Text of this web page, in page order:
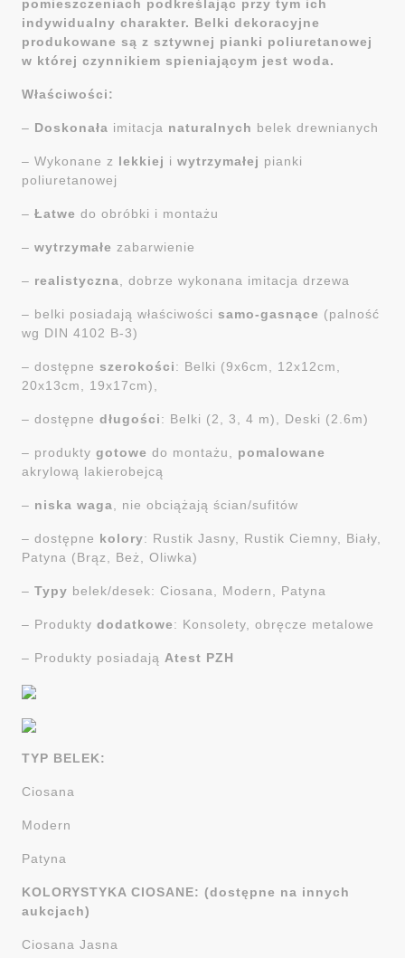
pomieszczeniach podkreślając przy tym ich
indywidualny charakter. Belki dekoracyjne
produkowane są z sztywnej pianki poliuretanowej
w której czynnikiem spieniającym jest woda.
Właściwości:
– Doskonała imitacja naturalnych belek drewnianych
– Wykonane z lekkiej i wytrzymałej pianki
poliuretanowej
– Łatwe do obróbki i montażu
– wytrzymałe zabarwienie
– realistyczna , dobrze wykonana imitacja drzewa
– belki posiadają właściwości samo-gasnące (palność
wg DIN 4102 B-3)
– dostępne szerokości: Belki (9x6cm, 12x12cm,
20x13cm, 19x17cm),
– dostępne długości: Belki (2, 3, 4 m), Deski (2.6m)
– produkty gotowe do montażu, pomalowane
akrylową lakierobejcą
– niska waga , nie obciążają ścian/sufitów
– dostępne kolory: Rustik Jasny, Rustik Ciemny, Biały,
Patyna (Brąz, Beż, Oliwka)
– Typy belek/desek: Ciosana, Modern, Patyna
– Produkty dodatkowe: Konsolety, obręcze metalowe
– Produkty posiadają Atest PZH
TYP BELEK:
Ciosana
Modern
Patyna
KOLORYSTYKA CIOSANE: (dostępne na innych
aukcjach)
Ciosana Jasna